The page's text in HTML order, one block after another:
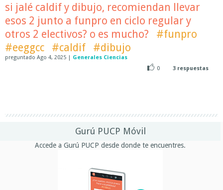
si jalé caldif y dibujo, recomiendan llevar
esos 2 junto a funpro en ciclo regular y
otros 2 electivos? o es mucho?
#funpro
#eeggcc
#caldif #dibujo
preguntado Ago 4, 2025 | Generales Ciencias
0
3 respuestas
Gurú PUCP Móvil
Accede a Gurú PUCP desde donde te encuentres.